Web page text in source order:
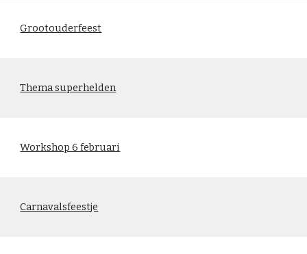
Grootouderfeest
Thema superhelden
Workshop 6 februari
Carnavalsfeestje